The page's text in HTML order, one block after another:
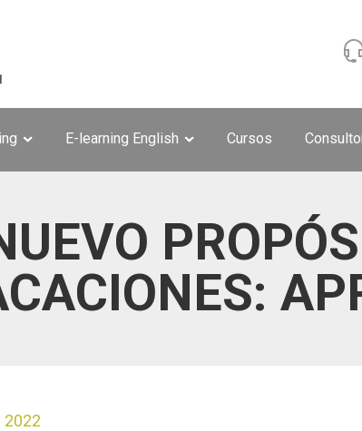
E-learning English Cursos
2022